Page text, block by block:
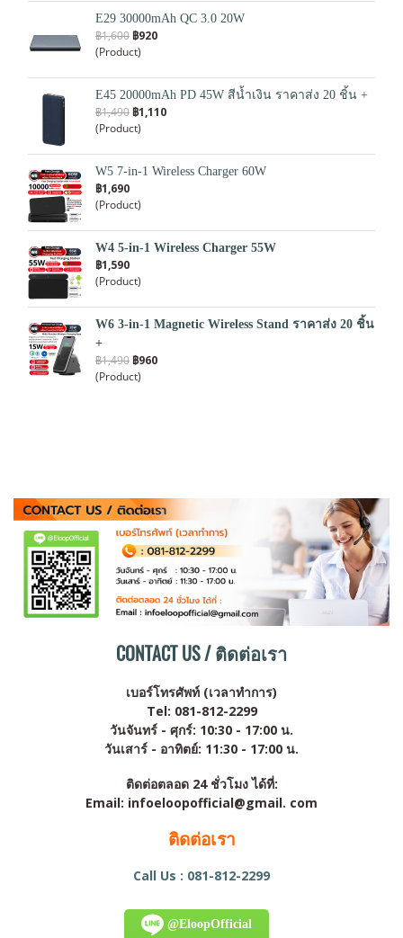
E29 30000mAh QC 3.0 20W
฿1,600 ฿920
(Product)
E45 20000mAh PD 45W สีนํ้าเงิน ราคาส่ง 20 ชิ้น +
฿1,490 ฿1,110
(Product)
W5 7-in-1 Wireless Charger 60W
฿1,690
(Product)
W4 5-in-1 Wireless Charger 55W
฿1,590
(Product)
W6 3-in-1 Magnetic Wireless Stand ราคาส่ง 20 ชิ้น
+
฿1,490 ฿960
(Product)
CONTACT US / ติดต่อเรา
เบอร์โทรศัพท์ (เวลาทำการ)
Tel: 081-812-2299
วันจันทร์ - ศุกร์: 10:30 - 17:00 น.
วันเสาร์ - อาทิตย์: 11:30 - 17:00 น.
ติดต่อตลอด 24 ชั่วโมง ได้ที่:
Email: infoeloopofficial@gmail. com
ติดต่อเรา
Call Us : 081-812-2299
@EloopOfficial